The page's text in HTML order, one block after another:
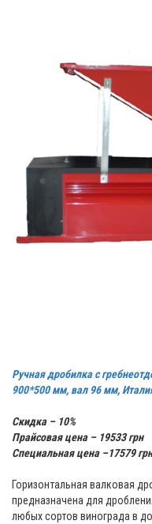
Ручная дробилка с
900*500 мм, вал 96 мм,
Скидка – 10%
Прайсовая цена – 19533 грн
Специальная цена –17579 грн
Горизонтальная валковая
предназначена для
любых сортов винограда в